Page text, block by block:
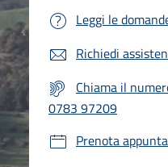
Leggi le
Richiedi
Chiama il
0783 97209
Prenota